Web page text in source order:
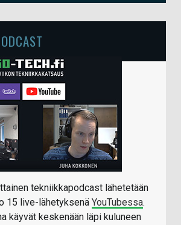
tekniikkapodcast lähetetään
15 live-lähetyksenä YouTubessa.
käyvät keskenään läpi kuluneen